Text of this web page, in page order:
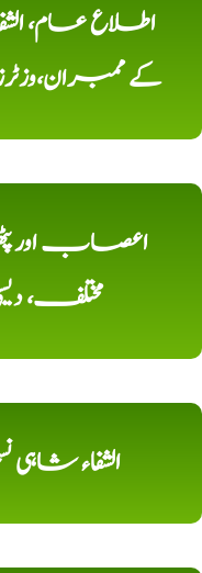
اطلاع عام،
کے
اعصاب اور
مختلف،
الشفاء